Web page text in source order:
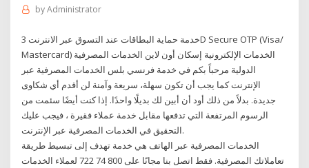
byAdministrator
خدمة حماية البطاقات عند التسوق عبر الانترنت 3D Secure OTP (Visa/
Mastercard) الخدمات الإلكترونية إسكان أون لاين الخدمات المصرفية
الدولية مرحباً بكم في خدمة فرنسي بلس الخدمات المصرفية عبر
الإنترنت كما يجب أن تكون سهلة، سريعة وآمنة لن أقدم أي شكاوى
جديدة. بدلاً من ذلك أود أن أبين لك بديلًا واحدًا. إذا كنت أيضًا سئمت من
الرسوم المرتفعة التي تدفعها مقابل خدمة عملاء فقيرة ، فيجب عليك
التحقيق في الخدمات المصرفية عبر الإنترنت.
الخدمات المصرفية عبر الهاتف هي خدمة تهدف إلى تبسيط طريقة
تعاملاتك المصرفية. فقط اتصل بنا مجانًا على 800 74 722 لعملاء الخدمات